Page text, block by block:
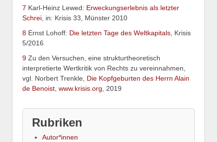
7 Karl-Heinz Lewed: Erweckungserlebnis als letzter
Schrei , in: Krisis 33, Münster 2010
8 Ernst Lohoff: Die letzten Tage des Weltkapitals , Krisis
5/2016
9 Zu den Versuchen, eine strukturtheoretisch
interpretierte Wertkritik von Rechts zu vereinnahmen,
vgl. Norbert Trenkle, Die Kopfgeburten des Herrn Alain
de Benoist www.krisis.org , 2019
Rubriken
Autor*innen